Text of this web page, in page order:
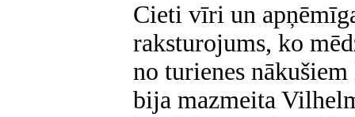
Cieti vīri un
raksturojums, ko
no turienes
bija mazmeita